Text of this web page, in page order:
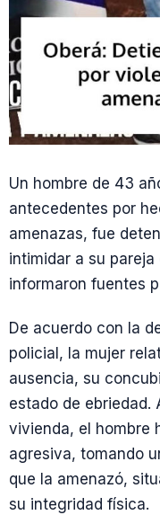
Un hombre de 43
antecedentes por
amenazas, fue
intimidar a su
informaron fuentes
De acuerdo con la
policial, la mujer
ausencia, su
estado de ebriedad.
vivienda, el hombre
agresiva, tomando
que la amenazó,
su integridad física.